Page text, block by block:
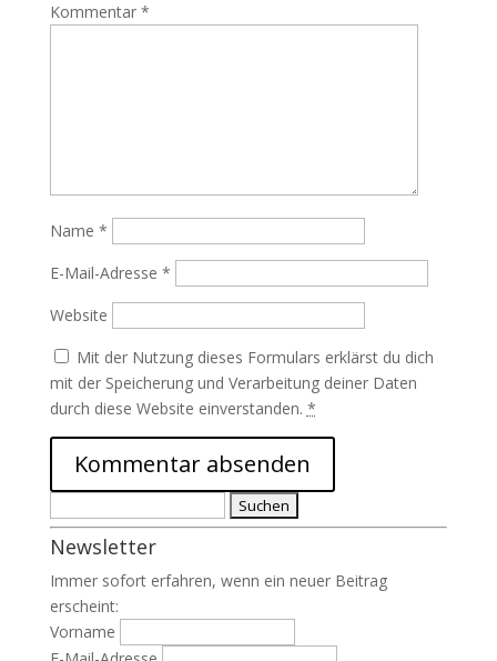
Kommentar *
Name *
E-Mail-Adresse *
Website
Mit der Nutzung dieses Formulars erklärst du dich
mit der Speicherung und Verarbeitung deiner Daten
durch diese Website einverstanden. *
nach:
Newsletter
Immer sofort erfahren, wenn ein neuer Beitrag
erscheint:
Vorname